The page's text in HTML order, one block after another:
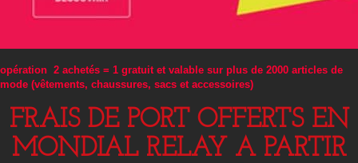
opération 2 achetés = 1 gratuit et valable sur plus de 2000 articles de
mode (vêtements, chaussures, sacs et accessoires)
FRAIS DE PORT OFFERTS EN
MONDIAL RELAY A PARTIR